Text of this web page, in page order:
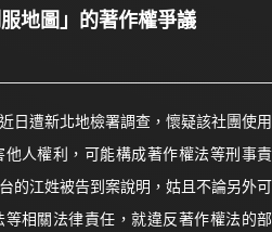
地圖」的著作權爭議
日遭新北地檢署調查，懷疑該社團使用
人權利，可能構成著作權法等刑事責
的江姓被告到案說明，姑且不論另外可
相關法律責任，就違反著作權法的部